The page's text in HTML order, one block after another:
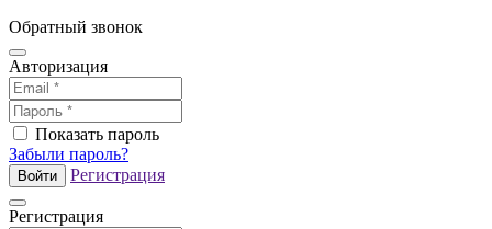
Обратный звонок
Авторизация
Показать пароль
Забыли пароль?
Войти Регистрация
Регистрация